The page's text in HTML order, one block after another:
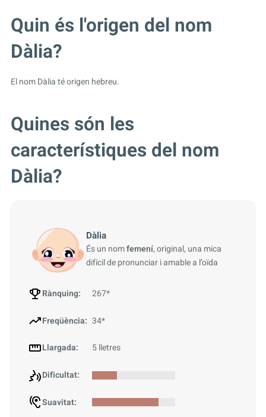
Quin és l'origen del nom
Dàlia?
El nom Dàlia té origen hebreu.
Quines són les
característiques del nom
Dàlia?
Rànquing: 267*
Freqüència: 34*
Llargada: 5 lletres
Dificultat:
Suavitat:
Dàlia
És un nomfemení, original, una mica
difícil de pronunciar i amable a l’oïda